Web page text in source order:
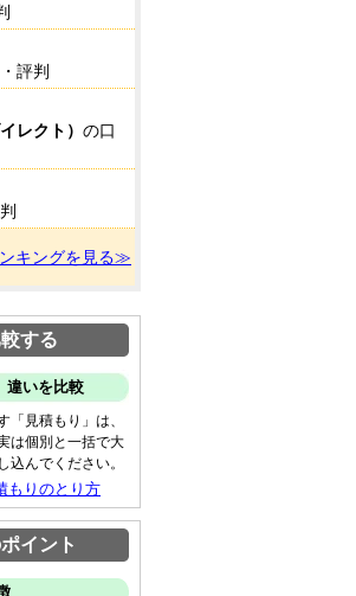
評判
レクト） の口
キングを見る≫
する
いを比較
「見積もり」は、
は個別と一括で大
込んでください。
もりのとり方
イント